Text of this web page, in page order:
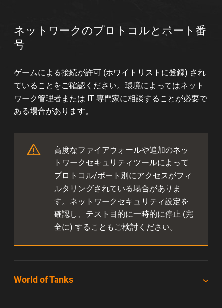
ネットワークのプロトコルとポート番
号
ゲームによる接続が許可 (ホワイトリストに登録) され
ていることをご確認ください。環境によってはネット
ワーク管理者または IT 専門家に相談することが必要で
ある場合があります。
高度なファイアウォールや追加のネッ
トワークセキュリティツールによって
プロトコル/ポート別にアクセスがフィ
ルタリングされている場合がありま
す。ネットワークセキュリティ設定を
確認し、テスト目的に一時的に停止 (完
全に) することもご検討ください。
World of Tanks